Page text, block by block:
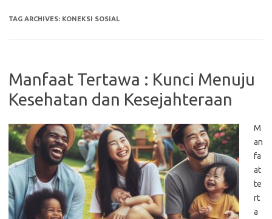
TAG ARCHIVES: KONEKSI SOSIAL
Manfaat Tertawa : Kunci Menuju
Kesehatan dan Kesejahteraan
M
an
fa
at
te
rt
a